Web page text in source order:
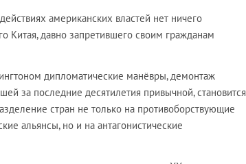
американских властей нет ничего
Китая, давно запретившего своим гражданам
дипломатические манёвры, демонтаж
за последние десятилетия привычной, становится
стран не только на противоборствующие
альянсы, но и на антагонистические